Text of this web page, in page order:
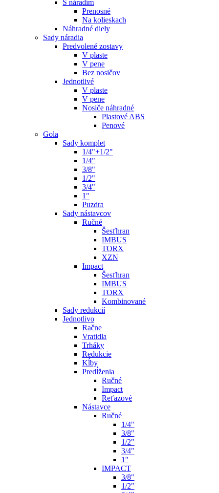
S náradím
Prenosné
Na kolieskach
Náhradné diely
Sady náradia
Predvolené zostavy
V plaste
V pene
Bez nosičov
Jednotlivé
V plaste
V pene
Nosiče náhradné
Plastové ABS
Penové
Gola
Sady komplet
1/4"+1/2"
1/4"
3/8"
1/2"
3/4"
1"
Puzdra
Sady nástavcov
Ručné
Šesťhran
IMBUS
TORX
XZN
Impact
Šesťhran
IMBUS
TORX
Kombinované
Sady redukcií
Jednotlivo
Račne
Vratidla
Trháky
Redukcie
Kĺby
Predĺženia
Ručné
Impact
Reťazové
Nástavce
Ručné
1/4"
3/8"
1/2"
3/4"
1"
IMPACT
3/8"
1/2"